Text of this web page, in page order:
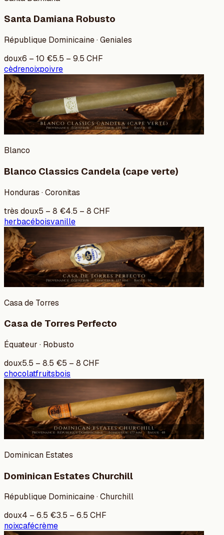
Santa Damiana Robusto
République Dominicaine · Geniales
doux6 – 10 €5.5 – 9.5 CHF
cèdrenoixpoivre
Blanco
Blanco Classics Candela (cape verte)
Honduras · Coronitas
très doux5 – 8 €4.5 – 8 CHF
herbacéboisvanille
Casa de Torres
Casa de Torres Perfecto
Équateur · Robusto
doux5.5 – 8.5 €5 – 8 CHF
chocolatfruitsbois
Dominican Estates
Dominican Estates Churchill
République Dominicaine · Churchill
doux4 – 6.5 €3.5 – 6.5 CHF
noixcafécrème